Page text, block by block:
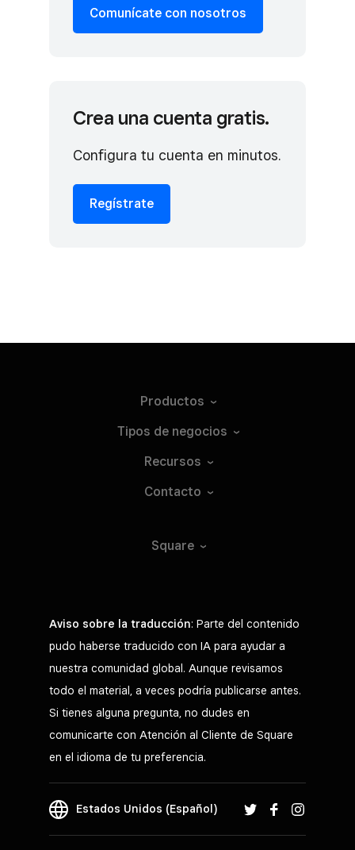
Comunícate con nosotros
Crea una cuenta gratis.
Configura tu cuenta en minutos.
Regístrate
Productos
Tipos de negocios
Recursos
Contacto
Square
Aviso sobre la traducción: Parte del contenido
pudo haberse traducido con IA para ayudar a
nuestra comunidad global. Aunque revisamos
todo el material, a veces podría publicarse antes.
Si tienes alguna pregunta, no dudes en
comunicarte con Atención al Cliente de Square
en el idioma de tu preferencia.
Estados Unidos (Español)